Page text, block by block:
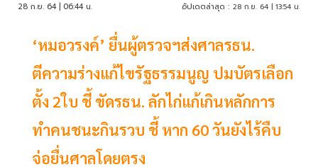
28 ก.ย. 64 | 06:44 น. อัปเดตล่าสุด : 28 ก.ย. 64 | 13:54 น.
‘หมอวรงค์’ ยื่นผู้ตรวจฯส่งศาลรธน.
ตีความร่างแก้ไขรัฐธรรมนูญ ปมบัตรเลือก
ตั้ง 2ใบ ชี้ ขัดรธน. ลักไก่แก้เกินหลักการ
ทำคนชนะกินรวบ ชี้ หาก 60 วันยังไร้คืบ
จ่อยื่นศาลโดยตรง